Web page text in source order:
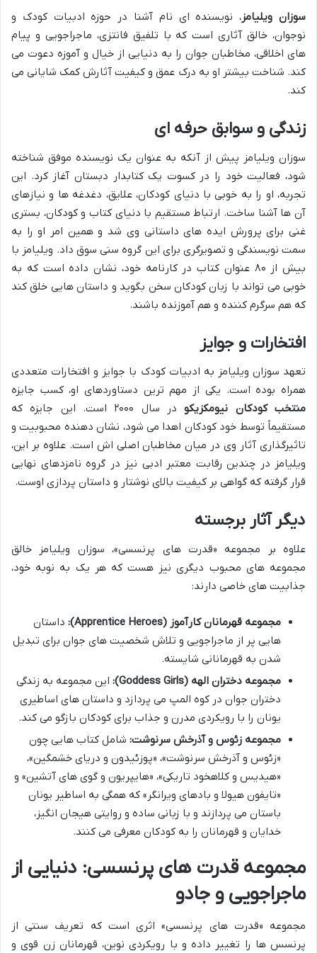
سوزان ویلیامز، نویسنده ای نام آشنا در حوزه ادبیات کودک و
نوجوان، خالق آثاری است که با تلفیق فانتزی، ماجراجویی و پیام
های اخلاقی، مخاطبان جوان را به دنیایی از خیال و آموزه دعوت می
کند. شناخت بیشتر او به درک عمق و کیفیت آثارش کمک شایانی می
کند.
زندگی و سوابق حرفه ای
سوزان ویلیامز پیش از آنکه به عنوان یک نویسنده موفق شناخته
شود، فعالیت خود را در کسوت یک کتابدار دبستان آغاز کرد. این
تجربه، او را به خوبی با دنیای کودکان، علایق، دغدغه ها و نیازهای
آن ها آشنا ساخت. ارتباط مستقیم با دنیای کتاب و کودکان، بستری
غنی برای پرورش ایده های داستانی وی شد و همین امر او را به
سمت نویسندگی و تصویرگری برای این گروه سنی سوق داد. ویلیامز با
بیش از ۸۰ عنوان کتاب در کارنامه خود، نشان داده است که به
خوبی می تواند با زبان کودکان سخن بگوید و داستان هایی خلق کند
که هم سرگرم کننده و هم آموزنده باشند.
افتخارات و جوایز
تعهد سوزان ویلیامز به ادبیات کودک با جوایز و افتخارات متعددی
همراه بوده است. یکی از مهم ترین دستاوردهای او، کسب جایزه
منتخب کودکان نیومکزیکو
در سال ۲۰۰۰ است. این جایزه که
مستقیماً توسط خود کودکان اهدا می شود، نشان دهنده محبوبیت و
تاثیرگذاری آثار وی در میان مخاطبان اصلی اش است. علاوه بر این،
ویلیامز در چندین رقابت معتبر ادبی نیز در گروه نامزدهای نهایی
قرار گرفته که گواهی بر کیفیت بالای نوشتار و داستان پردازی اوست.
دیگر آثار برجسته
علاوه بر مجموعه «قدرت های پرنسسی»، سوزان ویلیامز خالق
مجموعه های محبوب دیگری نیز هست که هر یک به نوبه خود،
جذابیت های خاصی دارند:
مجموعه قهرمانان کارآموز (Apprentice Heroes):
داستان
هایی پر از ماجراجویی و تلاش شخصیت های جوان برای تبدیل
شدن به قهرمانانی شایسته.
مجموعه دختران الهه (Goddess Girls):
این مجموعه به زندگی
دختران جوان در کوه المپ می پردازد و داستان های اساطیری
یونان را با رویکردی مدرن و جذاب برای کودکان بازگو می کند.
مجموعه زئوس و آذرخش سرنوشت: شامل کتاب هایی چون
«زئوس و آذرخش سرنوشت»، «پوزئیدون و دریای خشمگین»،
«هیدیس و کلاهخود تاریکی»، «هایپریون و گوی های آتشین» و
«تایفون هیولا و بادهای ویرانگر» که همگی به اساطیر یونان
باستان می پردازند و با زبانی ساده و روایتی هیجان انگیز،
خدایان و قهرمانان را به کودکان معرفی می کنند.
مجموعه قدرت های پرنسسی: دنیایی از
ماجراجویی و جادو
مجموعه «قدرت های پرنسسی» اثری است که تعریف سنتی از
پرنسس ها را تغییر داده و با رویکردی نوین، قهرمانان زن قوی و